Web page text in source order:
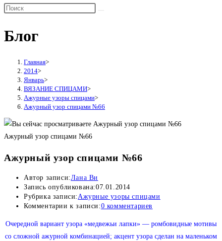
Блог
Главная>
2014>
Январь>
ВЯЗАНИЕ СПИЦАМИ>
Ажурные узоры спицами>
Ажурный узор спицами №66
Ажурный узор спицами №66
Ажурный узор спицами №66
Автор записи:Лана Ви
Запись опубликована:07.01.2014
Рубрика записи:Ажурные узоры спицами
Комментарии к записи:0 комментариев
Очередной вариант узора «медвежьи лапки» — ромбовидные мотивы
со сложной ажурной комбинацией; акцент узора сделан на маленьком